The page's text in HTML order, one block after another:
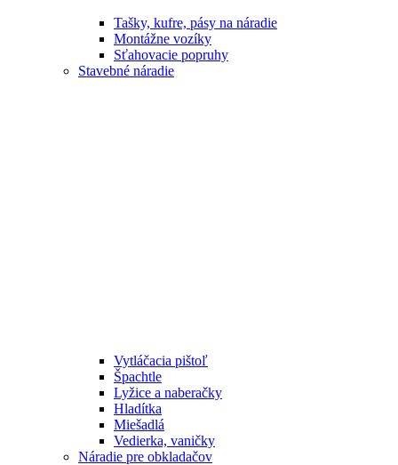
Tašky, kufre, pásy na náradie
Montážne vozíky
Sťahovacie popruhy
Stavebné náradie
Vytláčacia pištoľ
Špachtle
Lyžice a naberačky
Hladítka
Miešadlá
Vedierka, vaničky
Náradie pre obkladačov